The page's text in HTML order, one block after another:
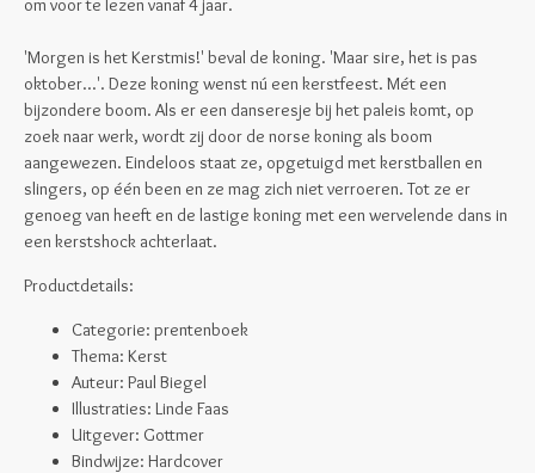
om voor te lezen vanaf 4 jaar.
'Morgen is het Kerstmis!' beval de koning. 'Maar sire, het is pas
oktober...'. Deze koning wenst nú een kerstfeest. Mét een
bijzondere boom. Als er een danseresje bij het paleis komt, op
zoek naar werk, wordt zij door de norse koning als boom
aangewezen. Eindeloos staat ze, opgetuigd met kerstballen en
slingers, op één been en ze mag zich niet verroeren. Tot ze er
genoeg van heeft en de lastige koning met een wervelende dans in
een kerstshock achterlaat.
Productdetails:
Categorie: prentenboek
Thema: Kerst
Auteur: Paul Biegel
Illustraties: Linde Faas
Uitgever: Gottmer
Bindwijze: Hardcover